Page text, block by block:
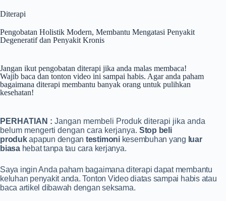
Diterapi
Pengobatan Holistik Modern, Membantu Mengatasi Penyakit
Degeneratif dan Penyakit Kronis
Jangan ikut pengobatan diterapi jika anda malas membaca!
Wajib baca dan tonton video ini sampai habis. Agar anda paham
bagaimana diterapi membantu banyak orang untuk pulihkan
kesehatan!
PERHATIAN : Jangan membeli Produk diterapi jika anda
belum mengerti dengan cara kerjanya. Stop beli
produkapapun dengan testimonikesembuhan yang luar
biasahebat tanpa tau cara kerjanya.
Saya ingin Anda paham bagaimana diterapi dapat membantu
keluhan penyakit anda. Tonton Video diatas sampai habis atau
baca artikel dibawah dengan seksama.